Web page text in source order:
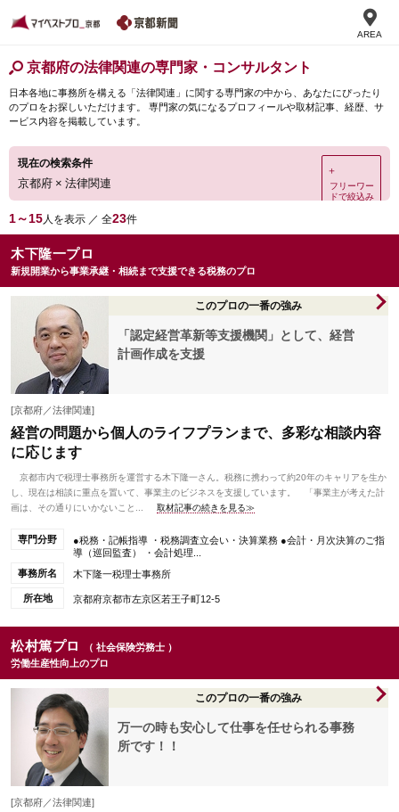
AREA
京都府の法律関連の専門家・コンサルタント
日本各地に事務所を構える「法律関連」に関する専門家の中から、あなたにぴったり
のプロをお探しいただけます。 専門家の気になるプロフィールや取材記事、経歴、サ
ービス内容を掲載しています。
現在の検索条件
京都府 × 法律関連
＋
フリーワー
ドで絞込み
1～15人を表示 ／ 全23件
木下隆一プロ
新規開業から事業承継・相続まで支援できる税務のプロ
このプロの一番の強み
「認定経営革新等支援機関」として、経営
計画作成を支援
[京都府／法律関連]
経営の問題から個人のライフプランまで、多彩な相談内容
に応じます
京都市内で税理士事務所を運営する木下隆一さん。税務に携わって約20年のキャリアを生か
し、現在は相談に重点を置いて、事業主のビジネスを支援しています。 「事業主が考えた計
画は、その通りにいかないこと...
取材記事の続きを見る≫
専門分野
●税務・記帳指導 ・税務調査立会い・決算業務 ●会計・月次決算のご指
導（巡回監査） ・会計処理...
事務所名
木下隆一税理士事務所
所在地 京都府京都市左京区若王子町12-5
松村篤プロ
（ 社会保険労務士 ）
労働生産性向上のプロ
このプロの一番の強み
万一の時も安心して仕事を任せられる事務
所です！！
[京都府／法律関連]